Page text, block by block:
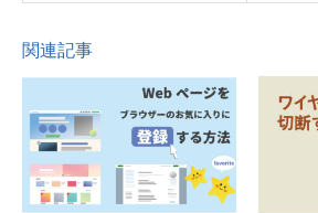
関連記事